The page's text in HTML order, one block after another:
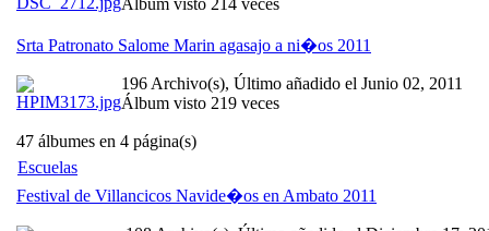
Srta Patronato Salome Marin agasajo a ni�os 2011
196 Archivo(s), Último añadido el Junio 02, 2011
Álbum visto 219 veces
47 álbumes en 4 página(s)
Escuelas
Festival de Villancicos Navide�os en Ambato 2011